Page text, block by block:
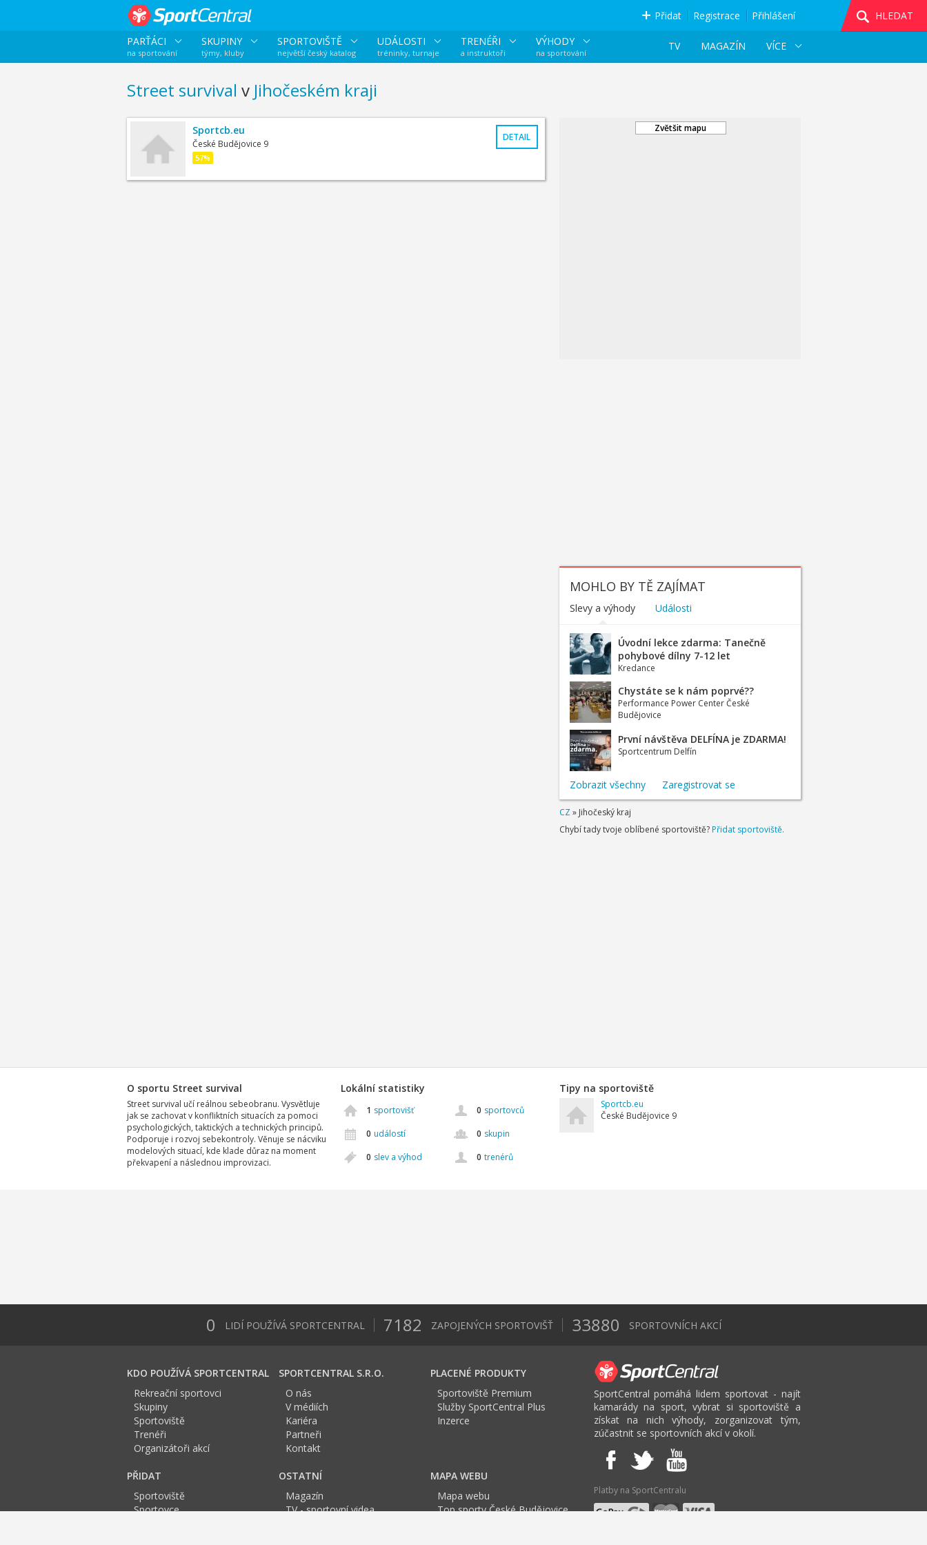
Přidat Registrace Přihlášení
HLEDAT
PARŤÁCI
na sportování
SKUPINY
týmy, kluby
SPORTOVIŠTĚ
největší český katalog
UDÁLOSTI
tréninky, turnaje
TRENÉŘI
a instruktoři
VÝHODY
na sportování
VÍCE
MAGAZÍN
TV
Street survival v Jihočeském kraji
Sportcb.eu
České Budějovice 9
57%
DETAIL
Zvětšit mapu
MOHLO BY TĚ ZAJÍMAT
Slevy a výhody Události
Úvodní lekce zdarma: Tanečně
pohybové dílny 7-12 let
Kredance
Chystáte se k nám poprvé??
Performance Power Center České
Budějovice
První návštěva DELFÍNA je ZDARMA!
Sportcentrum Delfín
Zobrazit všechny Zaregistrovat se
CZ» Jihočeský kraj
Chybí tady tvoje oblíbené sportoviště? Přidat sportoviště.
O sportu Street survival
Street survival učí reálnou sebeobranu. Vysvětluje
jak se zachovat v konfliktních situacích za pomoci
psychologických, taktických a technických principů.
Podporuje i rozvoj sebekontroly. Věnuje se nácviku
modelových situací, kde klade důraz na moment
překvapení a následnou improvizaci.
Lokální statistiky
1 sportovišť 0 sportovců
0 událostí 0 skupin
0 slev a výhod 0 trenérů
Tipy na sportoviště
Sportcb.eu
České Budějovice 9
0 LIDÍ POUŽÍVÁ SPORTCENTRAL 7182 ZAPOJENÝCH SPORTOVIŠŤ 33880 SPORTOVNÍCH AKCÍ
KDO POUŽÍVÁ SPORTCENTRAL
Rekreační sportovci
Skupiny
Sportoviště
Trenéři
Organizátoři akcí
SPORTCENTRAL S.R.O.
O nás
V médiích
Kariéra
Partneři
Kontakt
PLACENÉ PRODUKTY
Sportoviště Premium
Služby SportCentral Plus
Inzerce
PŘIDAT
Sportoviště
Sportovce
OSTATNÍ
Magazín
TV - sportovní videa
MAPA WEBU
Mapa webu
Top sporty České Budějovice
SportCentral pomáhá lidem sportovat - najít
kamarády na sport, vybrat si sportoviště a
získat na nich výhody, zorganizovat tým,
zúčastnit se sportovních akcí v okolí.
Platby na SportCentralu